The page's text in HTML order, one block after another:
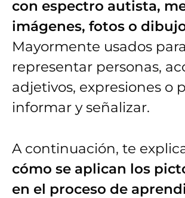
con espectro autista,
imágenes, fotos o
Mayormente usados para
representar personas,
adjetivos, expresiones o
informar y señalizar.
A continuación, te
cómo se aplican los
en el proceso de